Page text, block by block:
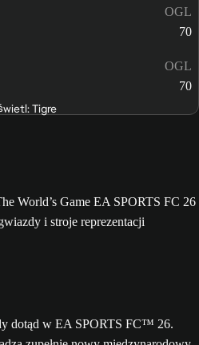
OGL
70
OGL
70
Tigre
dotąd w EA SPORTS FC™ 26.